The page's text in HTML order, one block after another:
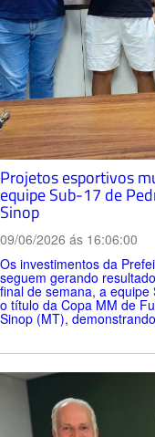
Projetos esportivos
equipe Sub-17 de
Sinop
09/06/2026 ás 16:06:00
Os investimentos da
seguem gerando
final de semana, a
o título da Copa MM de
Sinop (MT),